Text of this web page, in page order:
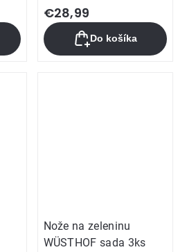
€28,99
Do košíka
Nože na zeleninu
WÜSTHOF sada 3ks